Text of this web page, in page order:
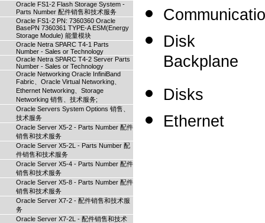
Oracle FS1-2 Flash Storage System -
Parts Number 配件销售和技术服务
Oracle FS1-2 PN: 7360360 Oracle
BasePN 7360361 TYPE-A ESM(Energy
Storage Module) 能量模块
Oracle Netra SPARC T4-1 Parts
Number - Sales or Technology
Oracle Netra SPARC T4-2 Server Parts
Number - Sales or Technology
Oracle Networking Oracle InfiniBand
Fabric、Oracle Virtual Networking、
Ethernet Networking、Storage
Networking 销售、技术服务;
Oracle Servers System Options 销售、
技术服务
Oracle Server X5-2 - Parts Number 配件
销售和技术服务
Oracle Server X5-2L - Parts Number 配
件销售和技术服务
Oracle Server X5-4 - Parts Number 配件
销售和技术服务
Oracle Server X5-8 - Parts Number 配件
销售和技术服务
Oracle Server X7-2 - 配件销售和技术服
务
Oracle Server X7-2L - 配件销售和技术
Disk
Backplane
Disks
Ethernet